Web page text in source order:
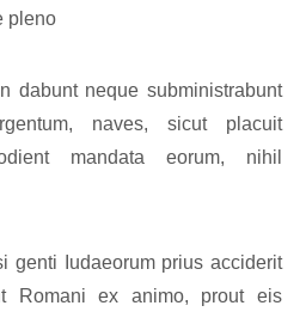
pleno
dabunt neque subministrabunt
naves, sicut placuit
mandata eorum, nihil
genti Iudaeorum prius acciderit
Romani ex animo, prout eis